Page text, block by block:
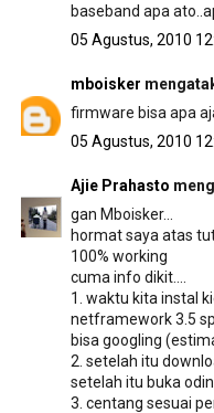
baseband apa
05 Agustus, 2010
mboisker
firmware bisa apa
05 Agustus, 2010
Ajie Prahasto
gan Mboisker...
hormat saya atas
100% working
cuma info dikit....
1. waktu kita instal
netframework 3.5 sp
bisa googling
2. setelah itu
setelah itu buka odin
3. centang sesuai